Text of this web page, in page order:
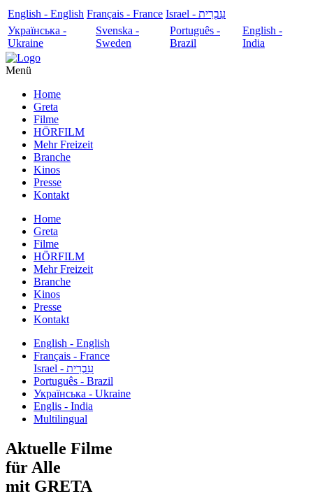
English - English Français - France
עִבְרִית - Israel
Українська -
Ukraine
Svenska -
Sweden
Português -
Brazil
English -
India
Menü
Home
Greta
Filme
HÖRFILM
Mehr Freizeit
Branche
Kinos
Presse
Kontakt
Home
Greta
Filme
HÖRFILM
Mehr Freizeit
Branche
Kinos
Presse
Kontakt
English - English
Français - France
עִבְרִית - Israel
Português - Brazil
Українська - Ukraine
Englis - India
Multilingual
Aktuelle Filme
für Alle
mit GRETA